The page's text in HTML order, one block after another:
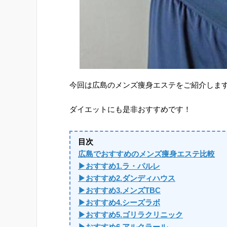
今回は広島のメンズ痩身エステをご紹介しま
ダイエットにも是非おすすめです！
目次
広島でおすすめのメンズ痩身エステ比較
▶おすすめ1.ラ・パルレ
▶おすすめ2.ダンディハウス
▶おすすめ3.メンズTBC
▶おすすめ4.シーズラボ
▶おすすめ5.ゴリラクリニック